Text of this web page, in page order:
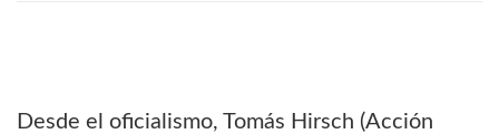
Desde el oficialismo, Tomás Hirsch (Acción